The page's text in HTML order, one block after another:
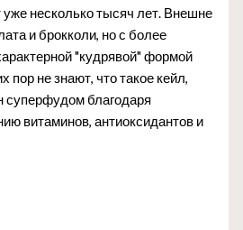
несколько тысяч лет. Внешне
и брокколи, но с более
"кудрявой" формой
пор не знают, что такое кейл,
суперфудом благодаря
витаминов, антиоксидантов и